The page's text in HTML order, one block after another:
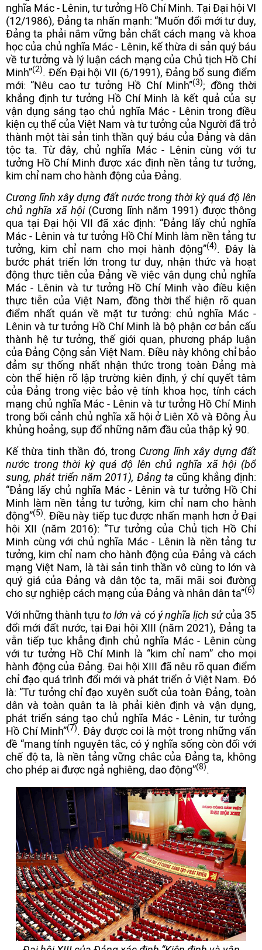
nghĩa Mác - Lênin, tư tưởng Hồ Chí Minh. Tại Đại hội VI
(12/1986), Đảng ta nhấn mạnh: “Muốn đổi mới tư duy,
Đảng ta phải nắm vững bản chất cách mạng và khoa
học của chủ nghĩa Mác - Lênin, kế thừa di sản quý báu
về tư tưởng và lý luận cách mạng của Chủ tịch Hồ Chí
Minh”(2). Đến Đại hội VII (6/1991), Đảng bổ sung điểm
mới: “Nêu cao tư tưởng Hồ Chí Minh”(3); đồng thời
khẳng định tư tưởng Hồ Chí Minh là kết quả của sự
vận dụng sáng tạo chủ nghĩa Mác - Lênin trong điều
kiện cụ thể của Việt Nam và tư tưởng của Người đã trở
thành một tài sản tinh thần quý báu của Đảng và dân
tộc ta. Từ đây, chủ nghĩa Mác - Lênin cùng với tư
tưởng Hồ Chí Minh được xác định nền tảng tư tưởng,
kim chỉ nam cho hành động của Đảng.
Cương lĩnh xây dựng đất nước trong thời kỳ quá độ lên
chủ nghĩa xã hội(Cương lĩnh năm 1991) được thông
qua tại Đại hội VII đã xác định: “Đảng lấy chủ nghĩa
Mác - Lênin và tư tưởng Hồ Chí Minh làm nền tảng tư
tưởng, kim chỉ nam cho mọi hành động”(4). Đây là
bước phát triển lớn trong tư duy, nhận thức và hoạt
động thực tiễn của Đảng về việc vận dụng chủ nghĩa
Mác - Lênin và tư tưởng Hồ Chí Minh vào điều kiện
thực tiễn của Việt Nam, đồng thời thể hiện rõ quan
điểm nhất quán về mặt tư tưởng: chủ nghĩa Mác -
Lênin và tư tưởng Hồ Chí Minh là bộ phận cơ bản cấu
thành hệ tư tưởng, thế giới quan, phương pháp luận
của Đảng Cộng sản Việt Nam. Điều này không chỉ bảo
đảm sự thống nhất nhận thức trong toàn Đảng mà
còn thể hiện rõ lập trường kiên định, ý chí quyết tâm
của Đảng trong việc bảo vệ tính khoa học, tính cách
mạng chủ nghĩa Mác - Lênin và tư tưởng Hồ Chí Minh
trong bối cảnh chủ nghĩa xã hội ở Liên Xô và Đông Âu
khủng hoảng, sụp đổ những năm đầu của thập kỷ 90.
Kế thừa tinh thần đó, trong Cương lĩnh xây dựng đất
nước trong thời kỳ quá độ lên chủ nghĩa xã hội (bổ
sung, phát triển năm 2011), Đảng ta cũng khẳng định:
“Đảng lấy chủ nghĩa Mác - Lênin và tư tưởng Hồ Chí
Minh làm nền tảng tư tưởng, kim chỉ nam cho hành
động”(5). Điều này tiếp tục được nhấn mạnh hơn ở Đại
hội XII (năm 2016): “Tư tưởng của Chủ tịch Hồ Chí
Minh cùng với chủ nghĩa Mác - Lênin là nền tảng tư
tưởng, kim chỉ nam cho hành động của Đảng và cách
mạng Việt Nam, là tài sản tinh thần vô cùng to lớn và
quý giá của Đảng và dân tộc ta, mãi mãi soi đường
cho sự nghiệp cách mạng của Đảng và nhân dân ta”(6)
Với những thành tựuto lớn và có ý nghĩa lịch sửcủa 35
đổi mới đất nước, tại Đại hội XIII (năm 2021), Đảng ta
vẫn tiếp tục khẳng định chủ nghĩa Mác - Lênin cùng
với tư tưởng Hồ Chí Minh là “kim chỉ nam” cho mọi
hành động của Đảng. Đai hội XIII đã nêu rõ quan điểm
chỉ đạo quá trình đổi mới và phát triển ở Việt Nam. Đó
là: “Tư tưởng chỉ đạo xuyên suốt của toàn Đảng, toàn
dân và toàn quân ta là phải kiên định và vận dụng,
phát triển sáng tạo chủ nghĩa Mác - Lênin, tư tưởng
Hồ Chí Minh”(7). Đây được coi là một trong những vấn
đề “mang tính nguyên tắc, có ý nghĩa sống còn đối với
chế độ ta, là nền tảng vững chắc của Đảng ta, không
cho phép ai được ngả nghiêng, dao động”(8).